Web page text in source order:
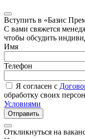
Вступить в «Базис
С вами свяжется
чтобы обсудить
Имя
Телефон
Я согласен с
обработку своих
Условиями
Отправить
Откликнуться на